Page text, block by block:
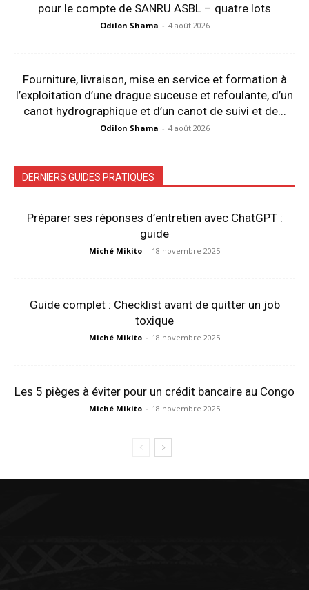
pour le compte de SANRU ASBL – quatre lots
Odilon Shama - 4 août 2026
Fourniture, livraison, mise en service et formation à
l’exploitation d’une drague suceuse et refoulante, d’un
canot hydrographique et d’un canot de suivi et de...
Odilon Shama - 4 août 2026
DERNIERS GUIDES PRATIQUES
Préparer ses réponses d’entretien avec ChatGPT :
guide
Miché Mikito - 18 novembre 2025
Guide complet : Checklist avant de quitter un job
toxique
Miché Mikito - 18 novembre 2025
Les 5 pièges à éviter pour un crédit bancaire au Congo
Miché Mikito - 18 novembre 2025